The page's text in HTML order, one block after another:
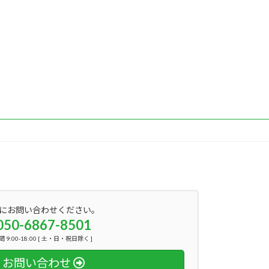
お問い合わせください。
6867-8501
9:00-18:00 [ 土・日・祝日除く ]
お問い合わせ